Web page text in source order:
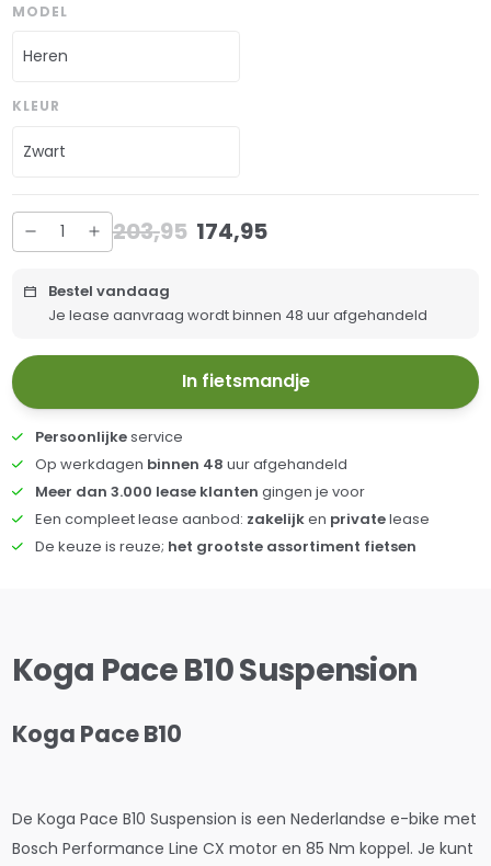
MODEL
Heren
KLEUR
Zwart
203,95 174,95
Bestel vandaag
Je lease aanvraag wordt binnen 48 uur afgehandeld
In fietsmandje
Persoonlijkeservice
Op werkdagen binnen 48 uur afgehandeld
Meer dan 3.000 lease klanten gingen je voor
Een compleet lease aanbod: zakelijken privatelease
De keuze is reuze; het grootste assortiment fietsen
Koga Pace B10 Suspension
Koga Pace B10
De Koga Pace B10 Suspension is een Nederlandse e-bike met
Bosch Performance Line CX motor en 85 Nm koppel. Je kunt